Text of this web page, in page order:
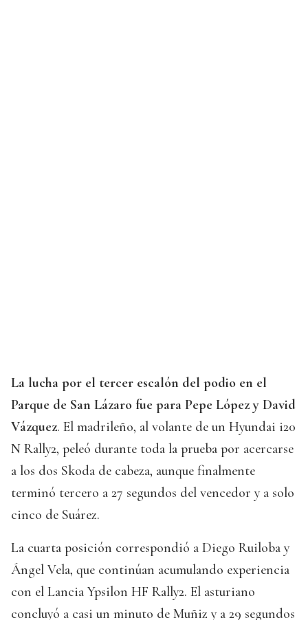
La lucha por el tercer escalón del podio en el
Parque de San Lázaro fue para Pepe López y David
Vázquez. El madrileño, al volante de un Hyundai i20
N Rally2, peleó durante toda la prueba por acercarse
a los dos Skoda de cabeza, aunque finalmente
terminó tercero a 27 segundos del vencedor y a solo
cinco de Suárez.
La cuarta posición correspondió a Diego Ruiloba y
Ángel Vela, que continúan acumulando experiencia
con el Lancia Ypsilon HF Rally2. El asturiano
concluyó a casi un minuto de Muñiz y a 29 segundos